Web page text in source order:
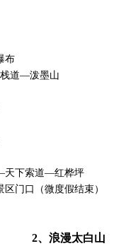
布
道—泼墨山
天下索道—红桦坪
门口（微度假结束）
2、浪漫太白山